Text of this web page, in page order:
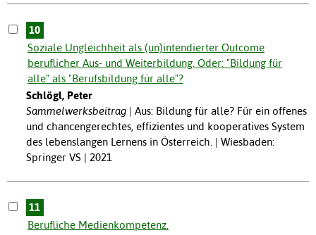
10
Soziale Ungleichheit als (un)intendierter Outcome
beruflicher Aus- und Weiterbildung. Oder: "Bildung für
alle" als "Berufsbildung für alle"?
Schlögl, Peter
Sammelwerksbeitrag
Aus: Bildung für alle? Für ein offenes
und chancengerechtes, effizientes und kooperatives System
des lebenslangen Lernens in Österreich. | Wiesbaden:
Springer VS | 2021
11
Berufliche Medienkompetenz.